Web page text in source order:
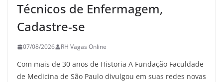
Técnicos de Enfermagem,
Cadastre-se
07/08/2026 RH Vagas Online
Com mais de 30 anos de Historia A Fundação Faculdade
de Medicina de São Paulo divulgou em suas redes novas